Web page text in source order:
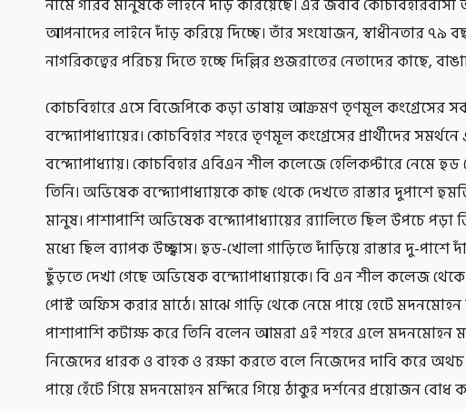
নামে গরিব মানুষকে লাইনে দাঁড় করিয়েছে। এর জবাব কোচবিহারবাসী
আপনাদের লাইনে দাঁড় করিয়ে দিচ্ছে। তাঁর সংযোজন, স্বাধীনতার ৭৯
নাগরিকত্বের পরিচয় দিতে হচ্ছে দিল্লির গুজরাতের নেতাদের কাছে,
কোচবিহারে এসে বিজেপিকে কড়া ভাষায় আক্রমণ তৃণমূল কংগ্রেসের
বন্দ্যোপাধ্যায়ের। কোচবিহার শহরে তৃণমূল কংগ্রেসের প্রার্থীদের
বন্দ্যোপাধ্যায়। কোচবিহার এবিএন শীল কলেজে হেলিকপ্টারে নেমে
তিনি। অভিষেক বন্দ্যোপাধ্যায়কে কাছ থেকে দেখতে রাস্তার দুপাশে
মানুষ। পাশাপাশি অভিষেক বন্দ্যোপাধ্যায়ের র‍্যালিতে ছিল উপচে পড়া
মধ্যে ছিল ব্যাপক উচ্ছ্বাস। হুড-খোলা গাড়িতে দাঁড়িয়ে রাস্তার দু-
ছুঁড়তে দেখা গেছে অভিষেক বন্দ্যোপাধ্যায়কে। বি এন শীল কলেজ
পোস্ট অফিস করার মাঠে। মাঝে গাড়ি থেকে নেমে পায়ে হেটে মদনমোহন
পাশাপাশি কটাক্ষ করে তিনি বলেন আমরা এই শহরে এলে মদনমোহন
নিজেদের ধারক ও বাহক ও রক্ষা করতে বলে নিজেদের দাবি করে
পায়ে হেঁটে গিয়ে মদনমোহন মন্দিরে গিয়ে ঠাকুর দর্শনের প্রয়োজন বোধ